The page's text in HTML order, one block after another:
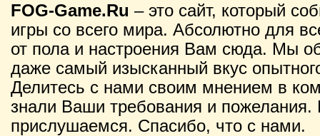
FOG-Game.Ru – это сайт, который
игры со всего мира. Абсолютно для
от пола и настроения Вам сюда. Мы
даже самый изысканный вкус
Делитесь с нами своим мнением в
знали Ваши требования и
прислушаемся. Спасибо, что с нами.